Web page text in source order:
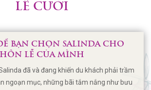
LỄ CƯỚI
BẠN CHỌN SALINDA CHO
HÔN LỄ CỦA MÌNH
đã và đang khiến du khách phải trầm
ngoạn mục, những bãi tắm nắng như bưu